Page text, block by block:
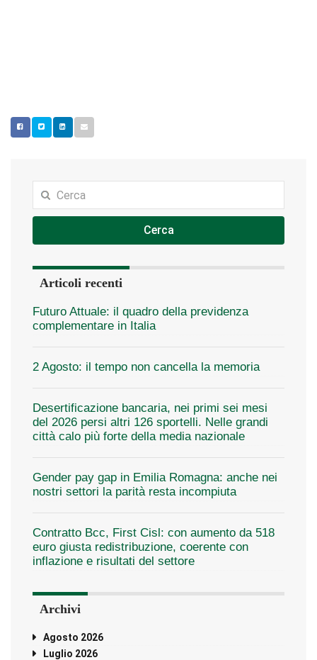
Cerca
Articoli recenti
Futuro Attuale: il quadro della previdenza
complementare in Italia
2 Agosto: il tempo non cancella la memoria
Desertificazione bancaria, nei primi sei mesi
del 2026 persi altri 126 sportelli. Nelle grandi
città calo più forte della media nazionale
Gender pay gap in Emilia Romagna: anche nei
nostri settori la parità resta incompiuta
Contratto Bcc, First Cisl: con aumento da 518
euro giusta redistribuzione, coerente con
inflazione e risultati del settore
Archivi
Agosto 2026
Luglio 2026